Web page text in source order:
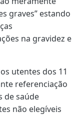
graves” estando
na gravidez e
utentes dos 11
referenciação
de saúde
não elegíveis